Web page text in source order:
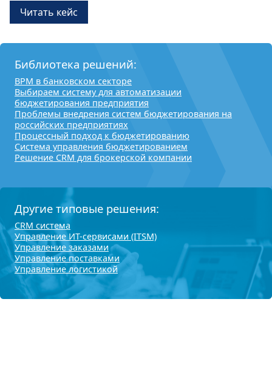
Читать кейс
Другие типовые решения:
CRM система
Управление ИТ-сервисами (ITSM)
Управление заказами
Управление поставками
Управление логистикой
Библиотека решений:
BPM в банковском секторе
Выбираем систему для автоматизации
бюджетирования предприятия
Проблемы внедрения систем бюджетирования на
российских предприятиях
Процессный подход к бюджетированию
Система управления бюджетированием
Решение CRM для брокерской компании